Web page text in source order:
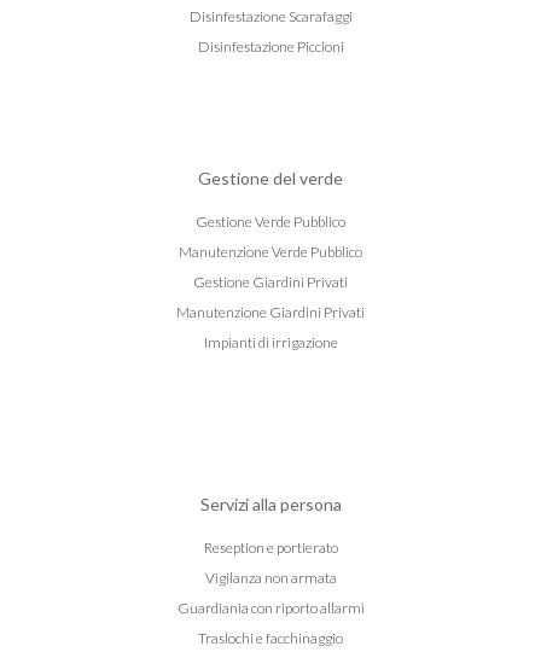
Disinfestazione Scarafaggi
Disinfestazione Piccioni
Gestione del verde
Gestione Verde Pubblico
Manutenzione Verde Pubblico
Gestione Giardini Privati
Manutenzione Giardini Privati
Impianti di irrigazione
Servizi alla persona
Reseption e portierato
Vigilanza non armata
Guardiania con riporto allarmi
Traslochi e facchinaggio